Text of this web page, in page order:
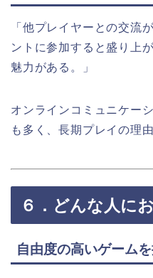
「他プレイヤーとの交流
ントに参加すると盛り上
魅力がある。」
オンラインコミュニケー
も多く、長期プレイの理
６．どんな人に
自由度の高いゲーム